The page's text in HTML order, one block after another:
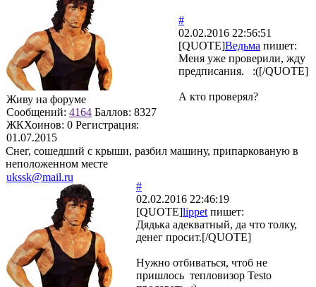
Живу на форуме
Сообщений: 4164 Баллов: 8327
ЖКХоинов: 0 Регистрация:
01.07.2015
#
02.02.2016 22:56:51
[QUOTE]Ведьма пишет:
Меня уже проверили, жду
предписания. :([/QUOTE]
А кто проверял?
Снег, сошедший с крыши, разбил машину, припаркованую в
неположенном месте
ukssk@mail.ru
#
02.02.2016 22:46:19
[QUOTE]lippet пишет:
Дядька адекватный, да что толку,
денег просит.[/QUOTE]
Нужно отбиваться, чтоб не
пришлось тепловизор Testo